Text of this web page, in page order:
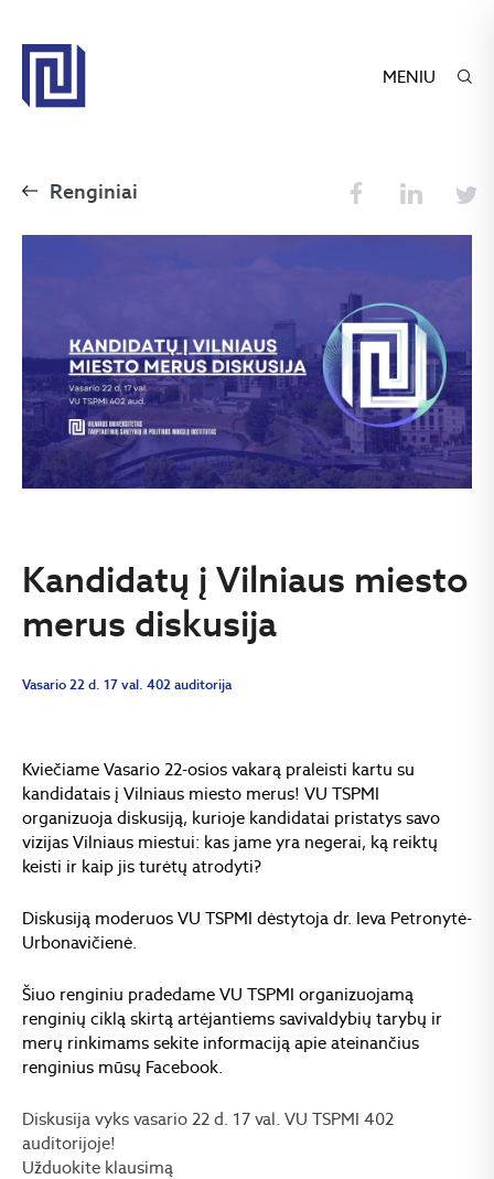
MENIU
Renginiai
Kandidatų į Vilniaus miesto
merus diskusija
Vasario 22 d. 17 val. 402 auditorija
Kviečiame Vasario 22-osios vakarą praleisti kartu su
kandidatais į Vilniaus miesto merus! VU TSPMI
organizuoja diskusiją, kurioje kandidatai pristatys savo
vizijas Vilniaus miestui: kas jame yra negerai, ką reiktų
keisti ir kaip jis turėtų atrodyti?
Diskusiją moderuos VU TSPMI dėstytoja dr. Ieva Petronytė-
Urbonavičienė.
Šiuo renginiu pradedame VU TSPMI organizuojamą
renginių ciklą skirtą artėjantiems savivaldybių tarybų ir
merų rinkimams sekite informaciją apie ateinančius
renginius mūsų Facebook.
Diskusija vyks vasario 22 d. 17 val. VU TSPMI 402
auditorijoje!
Užduokite klausimą